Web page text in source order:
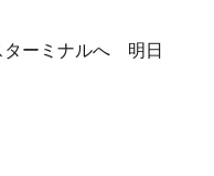
ターミナルへ 明日